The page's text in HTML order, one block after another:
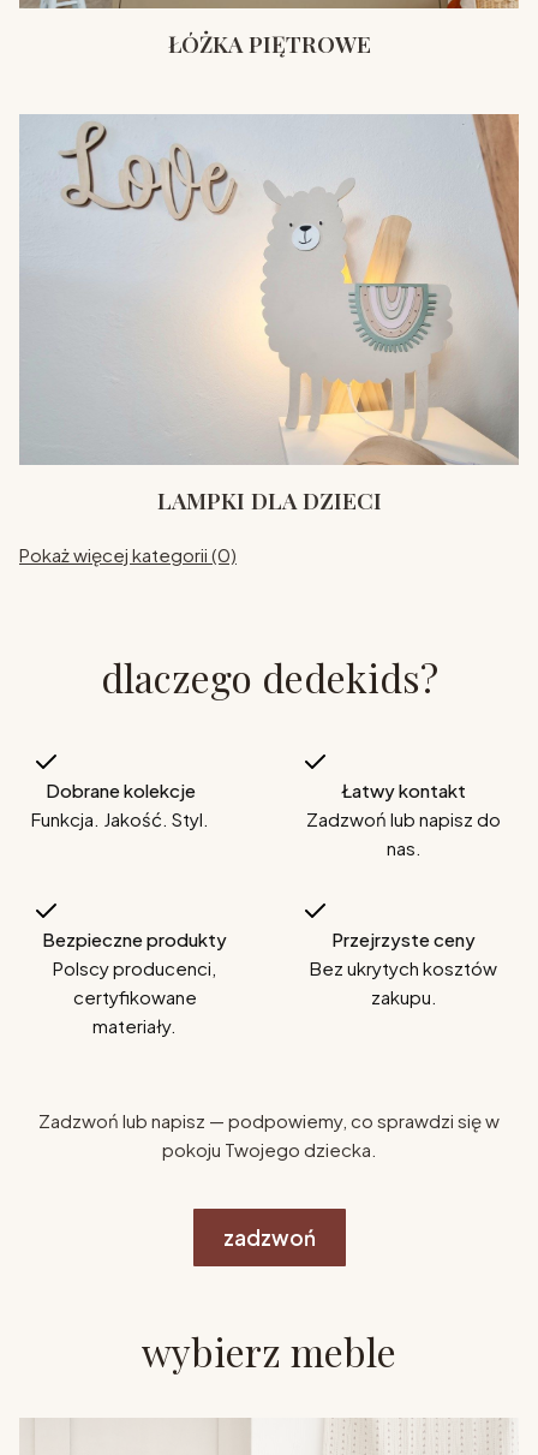
ŁÓŻKA PIĘTROWE
LAMPKI DLA DZIECI
Pokaż więcej kategorii (0)
dlaczego dedekids?
Dobrane kolekcje
Funkcja. Jakość. Styl.
Łatwy kontakt
Zadzwoń lub napisz do
nas.
Bezpieczne produkty
Polscy producenci,
certyfikowane
materiały.
Przejrzyste ceny
Bez ukrytych kosztów
zakupu.
Zadzwoń lub napisz — podpowiemy, co sprawdzi się w
pokoju Twojego dziecka.
zadzwoń
wybierz meble